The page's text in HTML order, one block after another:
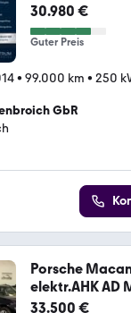
30.980 €
Guter Preis
• 99.000 km • 250
GbR
Porsche
elektr.AHK AD
33.500 €